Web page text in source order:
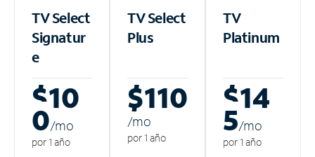
TV Select
Signatur
e
$10
0/mo
por 1 año
TV Select
Plus
$110
/mo
por 1 año
TV
Platinum
$14
5/mo
por 1 año